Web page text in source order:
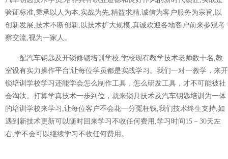
验证标准,秉承以人为本,实战为先,精益求精,诚信为客户服务为宗旨,以
创新发展,技术不断创新,以技术扩大规模,真诚欢迎各地客户前来参观考
察交流,视为一家人。
配汽车钥匙及开锁修锁培训学校,学校现有教学技术老师数十名,教
室设有实力操作平台,让每位学员都是实战学习。我们一对一教学，来开
锁培训学校学习还能学会怎么制作工具，怎么研发工具，才不可能被社
会淘汰。打算学真技术一步到位，就来锁具技术及汽车钥匙培训为一体
的培训学校来学习,让每位客户不会花一分冤枉钱,我们技术终生支持,如
遇到新技术更新可以随时回来学习不收任何费用,学习时间15－30天左
右,学不会可以继续学习不收任何费用。